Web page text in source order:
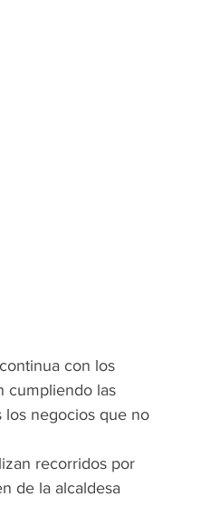
con los
cumpliendo las
los negocios que no
recorridos por
de la alcaldesa